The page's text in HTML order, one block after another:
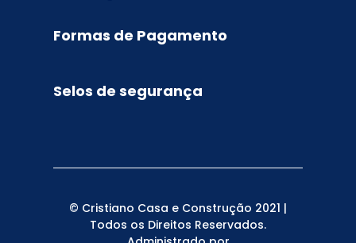
Formas de Pagamento
Selos de segurança
© Cristiano Casa e Construção 2021 |
Todos os Direitos Reservados.